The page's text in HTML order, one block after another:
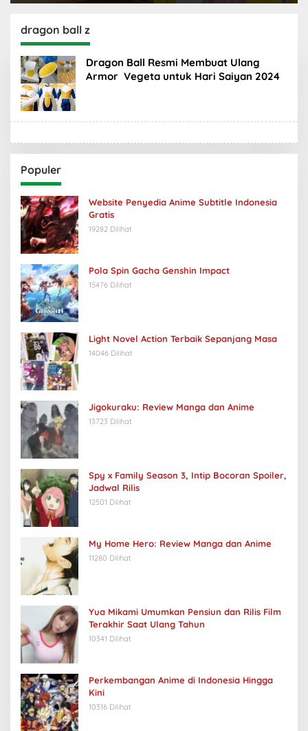
dragon ball z
Dragon Ball Resmi Membuat Ulang
Armor Vegeta untuk Hari Saiyan 2024
Populer
Website Penyedia Anime Subtitle Indonesia
Gratis
19282 Dilihat
Pola Spin Gacha Genshin Impact
15476 Dilihat
Light Novel Action Terbaik Sepanjang Masa
14046 Dilihat
Jigokuraku: Review Manga dan Anime
13723 Dilihat
Spy x Family Season 3, Intip Bocoran Spoiler,
Jadwal Rilis
12501 Dilihat
My Home Hero: Review Manga dan Anime
11280 Dilihat
Yua Mikami Umumkan Pensiun dan Rilis Film
Terakhir Saat Ulang Tahun
10341 Dilihat
Perkembangan Anime di Indonesia Hingga
Kini
10316 Dilihat